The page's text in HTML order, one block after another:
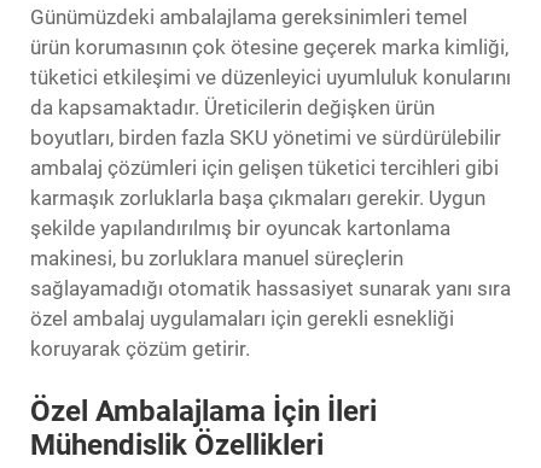
Günümüzdeki ambalajlama gereksinimleri temel
ürün korumasının çok ötesine geçerek marka kimliği,
tüketici etkileşimi ve düzenleyici uyumluluk konularını
da kapsamaktadır. Üreticilerin değişken ürün
boyutları, birden fazla SKU yönetimi ve sürdürülebilir
ambalaj çözümleri için gelişen tüketici tercihleri gibi
karmaşık zorluklarla başa çıkmaları gerekir. Uygun
şekilde yapılandırılmış bir oyuncak kartonlama
makinesi, bu zorluklara manuel süreçlerin
sağlayamadığı otomatik hassasiyet sunarak yanı sıra
özel ambalaj uygulamaları için gerekli esnekliği
koruyarak çözüm getirir.
Özel Ambalajlama İçin İleri
Mühendislik Özellikleri